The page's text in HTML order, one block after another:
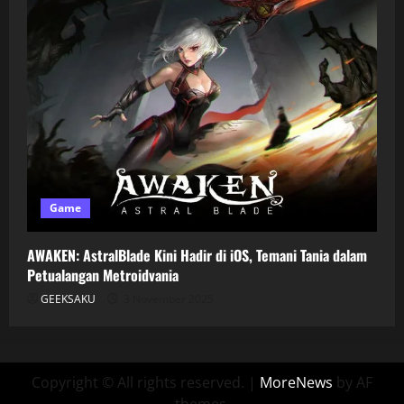
Game
AWAKEN: AstralBlade Kini Hadir di iOS, Temani Tania dalam
Petualangan Metroidvania
GEEKSAKU
Copyright © All rights reserved. | MoreNews by AF